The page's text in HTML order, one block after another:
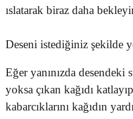
ıslatarak biraz daha
Deseni istediğiniz şekilde
Eğer yanınızda
yoksa çıkan kağıdı
kabarcıklarını kağıdın